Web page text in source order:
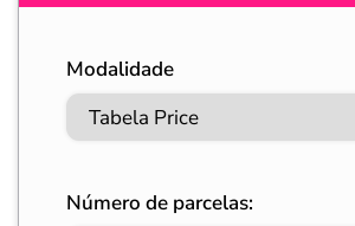
Modalidade
Número de parcelas: